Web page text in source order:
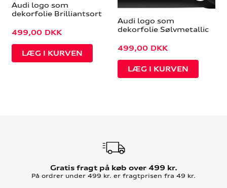
Audi logo som
dekorfolie Brilliantsort
499,00 DKK
Audi logo som
dekorfolie Sølvmetallic
499,00 DKK
Gratis fragt på køb over 499 kr.
På ordrer under 499 kr. er fragtprisen fra 49 kr.